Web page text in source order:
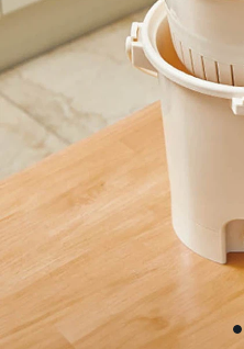
1